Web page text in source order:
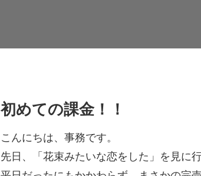
初めての課金！！
こんにちは、事務です。
先日、「花束みたいな恋をした」を見に行